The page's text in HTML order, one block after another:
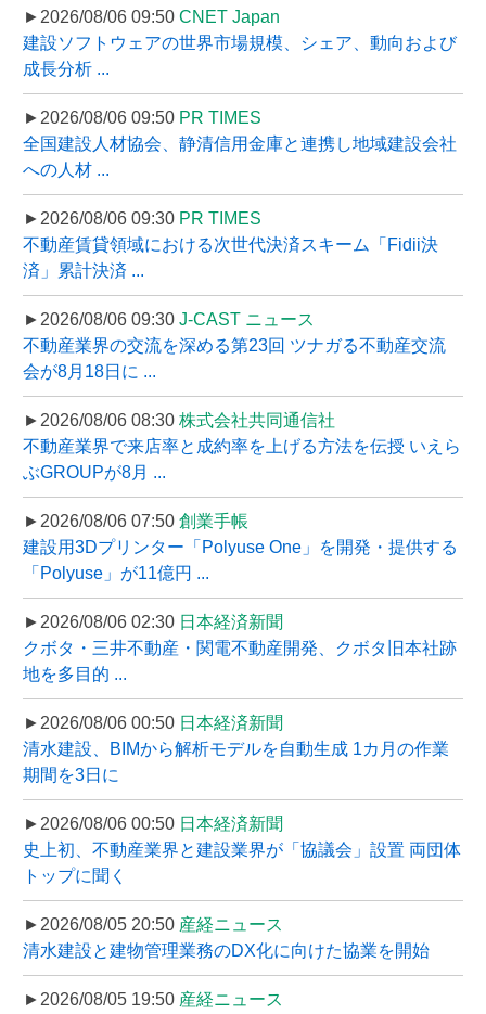
►2026/08/06 09:50 CNET Japan
建設ソフトウェアの世界市場規模、シェア、動向および
成長分析 ...
►2026/08/06 09:50 PR TIMES
全国建設人材協会、静清信用金庫と連携し地域建設会社
への人材 ...
►2026/08/06 09:30 PR TIMES
不動産賃貸領域における次世代決済スキーム「Fidii決
済」累計決済 ...
►2026/08/06 09:30 J-CAST ニュース
不動産業界の交流を深める第23回 ツナガる不動産交流
会が8月18日に ...
►2026/08/06 08:30 株式会社共同通信社
不動産業界で来店率と成約率を上げる方法を伝授 いえら
ぶGROUPが8月 ...
►2026/08/06 07:50 創業手帳
建設用3Dプリンター「Polyuse One」を開発・提供する
「Polyuse」が11億円 ...
►2026/08/06 02:30 日本経済新聞
クボタ・三井不動産・関電不動産開発、クボタ旧本社跡
地を多目的 ...
►2026/08/06 00:50 日本経済新聞
清水建設、BIMから解析モデルを自動生成 1カ月の作業
期間を3日に
►2026/08/06 00:50 日本経済新聞
史上初、不動産業界と建設業界が「協議会」設置 両団体
トップに聞く
►2026/08/05 20:50 産経ニュース
清水建設と建物管理業務のDX化に向けた協業を開始
►2026/08/05 19:50 産経ニュース